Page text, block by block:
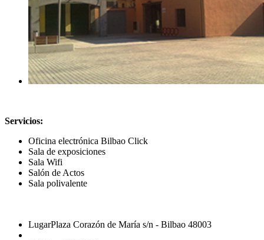
Servicios:
Oficina electrónica Bilbao Click
Sala de exposiciones
Sala Wifi
Salón de Actos
Sala polivalente
LugarPlaza Corazón de María s/n - Bilbao 48003